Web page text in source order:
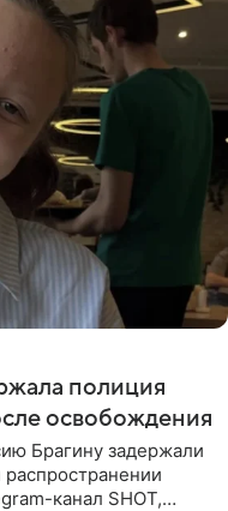
полиция
освобождения
Брагину задержали
канал SHOT,